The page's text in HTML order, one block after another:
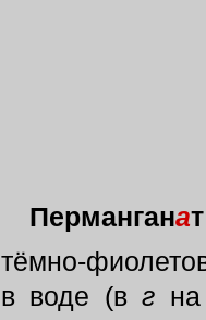
Пермангана
тёмно-
в воде (вг